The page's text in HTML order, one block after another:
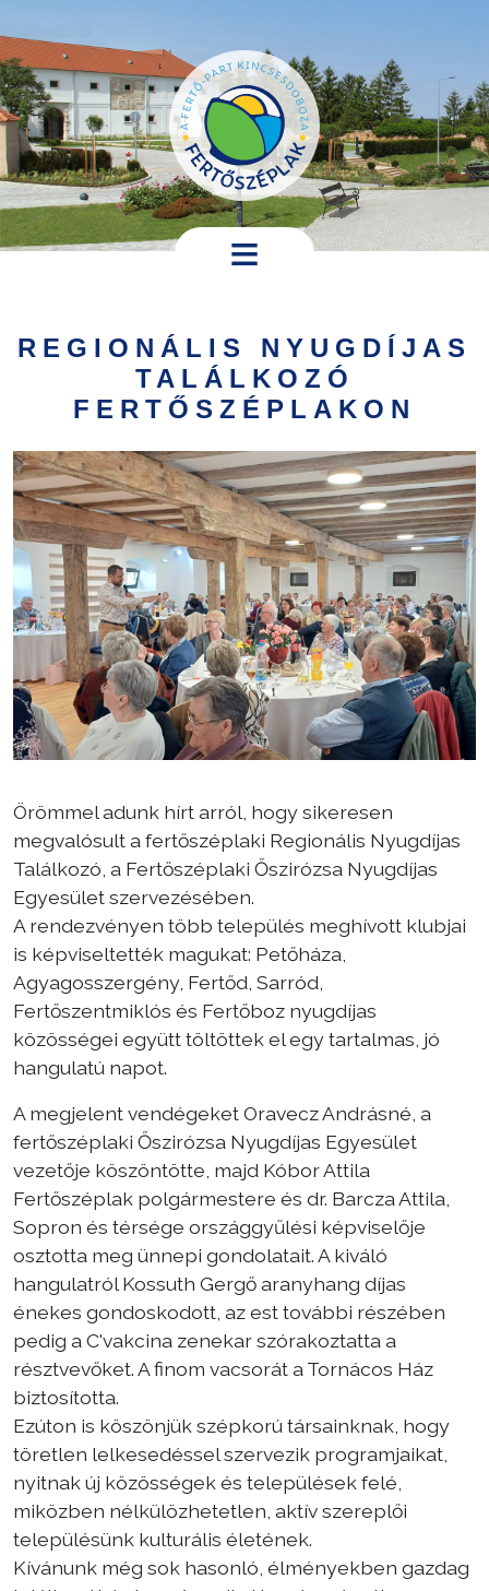
Települési
információk
Pályázatok
Választás
REGIONÁLIS NYUGDÍJAS
TALÁLKOZÓ
FERTŐSZÉPLAKON
Örömmel adunk hírt arról, hogy sikeresen
megvalósult a fertőszéplaki Regionális Nyugdíjas
Találkozó, a Fertőszéplaki Őszirózsa Nyugdíjas
Egyesület szervezésében.
A rendezvényen több település meghívott klubjai
is képviseltették magukat: Petőháza,
Agyagosszergény, Fertőd, Sarród,
Fertőszentmiklós és Fertőboz nyugdíjas
közösségei együtt töltöttek el egy tartalmas, jó
hangulatú napot.
A megjelent vendégeket Oravecz Andrásné, a
fertőszéplaki Őszirózsa Nyugdíjas Egyesület
vezetője köszöntötte, majd Kóbor Attila
Fertőszéplak polgármestere és dr. Barcza Attila,
Sopron és térsége országgyűlési képviselője
osztotta meg ünnepi gondolatait. A kiváló
hangulatról Kossuth Gergő aranyhang díjas
énekes gondoskodott, az est további részében
pedig a C'vakcina zenekar szórakoztatta a
résztvevőket. A finom vacsorát a Tornácos Ház
biztosította.
Ezúton is köszönjük szépkorú társainknak, hogy
töretlen lelkesedéssel szervezik programjaikat,
nyitnak új közösségek és települések felé,
miközben nélkülözhetetlen, aktív szereplői
településünk kulturális életének.
Kívánunk még sok hasonló, élményekben gazdag